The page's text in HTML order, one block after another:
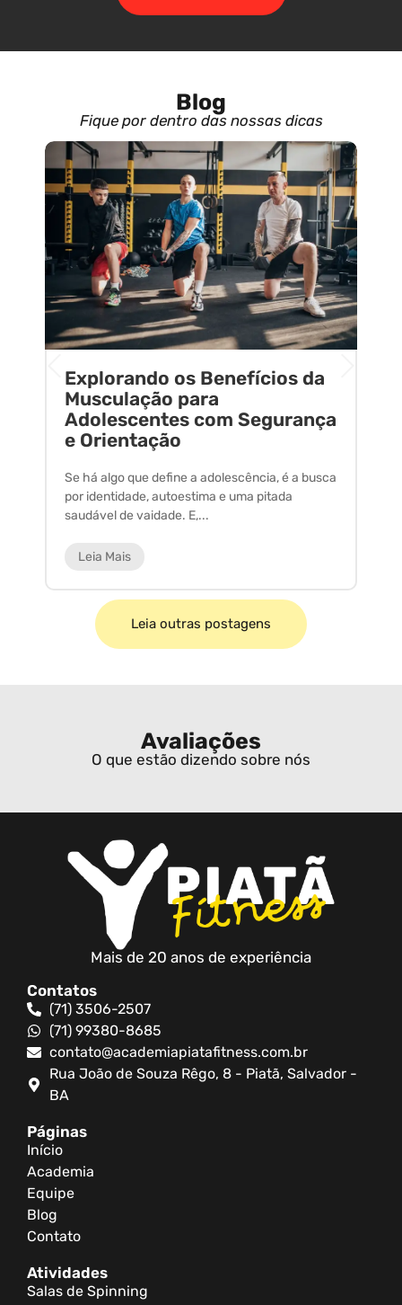
Blog
Fique por dentro das nossas dicas
Explorando os Benefícios da
Musculação para
Adolescentes com Segurança
e Orientação
Se há algo que define a adolescência, é a busca
por identidade, autoestima e uma pitada
saudável de vaidade. E,...
Leia Mais
Leia outras postagens
Avaliações
O que estão dizendo sobre nós
Mais de 20 anos de experiência
Contatos
(71) 3506-2507
(71) 99380-8685
contato@academiapiatafitness.com.br
Rua João de Souza Rêgo, 8 - Piatã, Salvador -
BA
Páginas
Início
Academia
Equipe
Blog
Contato
Atividades
Salas de Spinning